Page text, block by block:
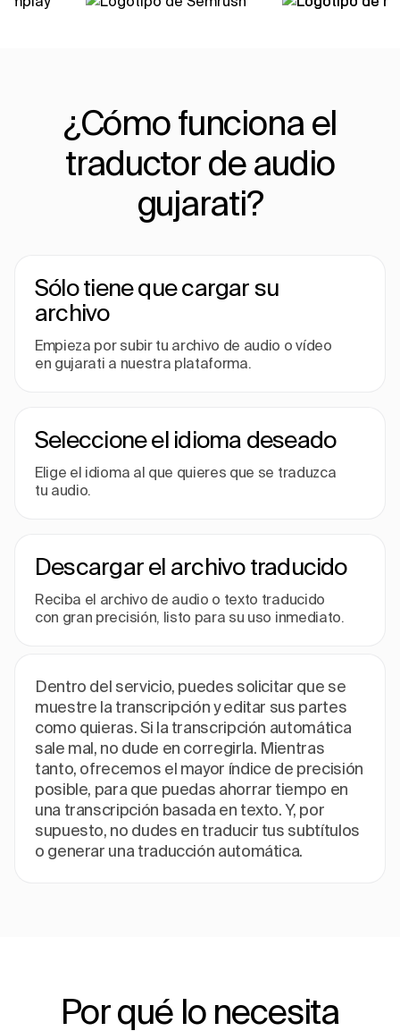
¿Cómo funciona el
traductor de audio
gujarati?
Sólo tiene que cargar su
archivo
Empieza por subir tu archivo de audio o vídeo
en gujarati a nuestra plataforma.
Seleccione el idioma deseado
Elige el idioma al que quieres que se traduzca
tu audio.
Descargar el archivo traducido
Reciba el archivo de audio o texto traducido
con gran precisión, listo para su uso inmediato.
Dentro del servicio, puedes solicitar que se
muestre la transcripción y editar sus partes
como quieras. Si la transcripción automática
sale mal, no dude en corregirla. Mientras
tanto, ofrecemos el mayor índice de precisión
posible, para que puedas ahorrar tiempo en
una transcripción basada en texto. Y, por
supuesto, no dudes en traducir tus subtítulos
o generar una traducción automática.
Por qué lo necesita